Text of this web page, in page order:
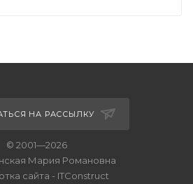
НА РАССЫЛКУ
© 2001—2026
Мария Романовна
сайта - ITConstruct